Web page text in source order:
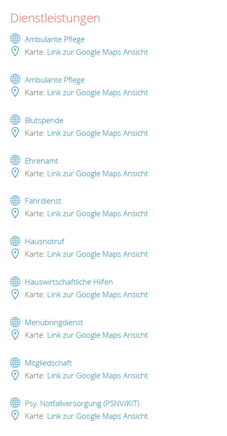
Dienstleistungen
Ambulante Pflege
Karte: Link zur Google Maps Ansicht
Ambulante Pflege
Karte: Link zur Google Maps Ansicht
Blutspende
Karte: Link zur Google Maps Ansicht
Ehrenamt
Karte: Link zur Google Maps Ansicht
Fahrdienst
Karte: Link zur Google Maps Ansicht
Hausnotruf
Karte: Link zur Google Maps Ansicht
Hauswirtschaftliche Hilfen
Karte: Link zur Google Maps Ansicht
Menübringdienst
Karte: Link zur Google Maps Ansicht
Mitgliedschaft
Karte: Link zur Google Maps Ansicht
Psy. Notfallversorgung (PSNV/KIT)
Karte: Link zur Google Maps Ansicht